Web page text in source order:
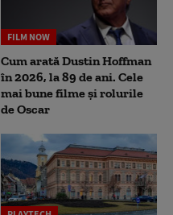
FILM NOW
Cum arată Dustin Hoffman
în 2026, la 89 de ani. Cele
mai bune filme și rolurile
de Oscar